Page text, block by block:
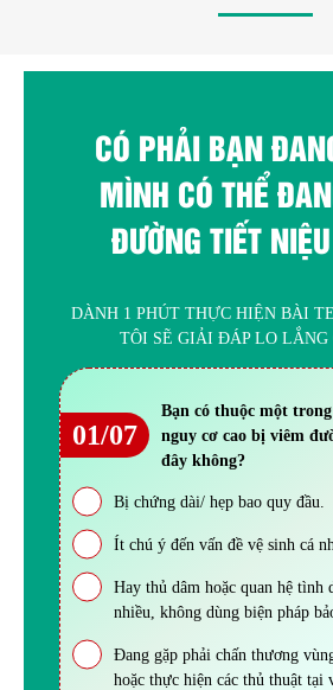
CÓ PHẢI BẠN
MÌNH CÓ THỂ
ĐƯỜNG TIẾT
DÀNH 1 PHÚT THỰC HIỆN BÀI
TÔI SẼ GIẢI ĐÁP LO LẮNG
01/07
Bạn có thuộc một
nguy cơ cao bị viêm
đây không?
Bị chứng dài/ hẹp bao quy đầu.
Ít chú ý đến vấn đề vệ sinh cá
Hay thủ dâm hoặc quan hệ tình
nhiều, không dùng biện pháp
Đang gặp phải chấn thương
hoặc thực hiện các thủ thuật tại